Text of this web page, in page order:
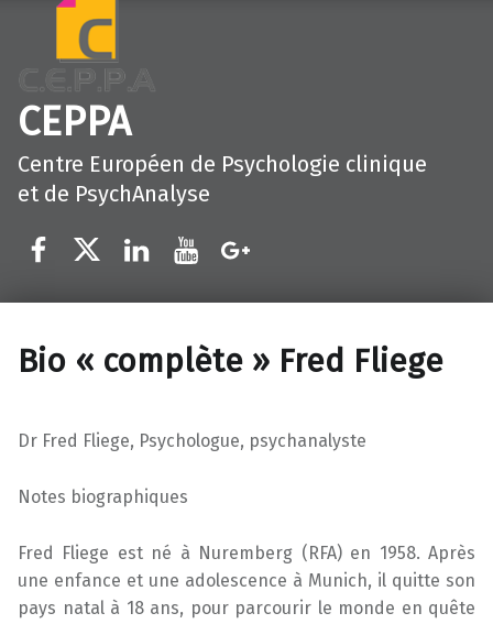
CEPPA
Centre Européen de Psychologie clinique
et de PsychAnalyse
Bio « complète » Fred Fliege
Dr Fred Fliege, Psychologue, psychanalyste
Notes biographiques
Fred Fliege est né à Nuremberg (RFA) en 1958. Après
une enfance et une adolescence à Munich, il quitte son
pays natal à 18 ans, pour parcourir le monde en quête